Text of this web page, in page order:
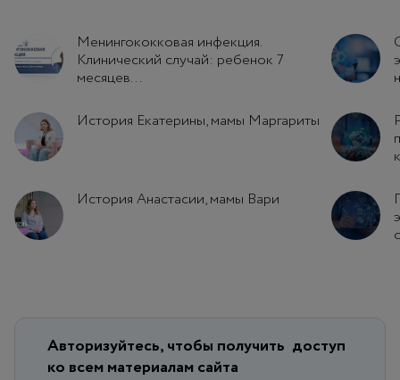
Менингококковая инфекция.
Клинический случай: ребенок 7
месяцев...
История Екатерины, мамы Маргариты
История Анастасии, мамы Вари
Авторизуйтесь, чтобы получить доступ
ко всем материалам сайта